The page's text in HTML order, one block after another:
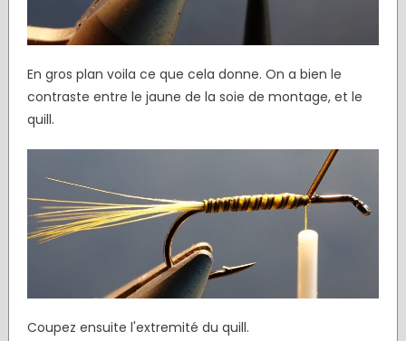
En gros plan voila ce que cela donne. On a bien le
contraste entre le jaune de la soie de montage, et le
quill.
Coupez ensuite l'extremité du quill.